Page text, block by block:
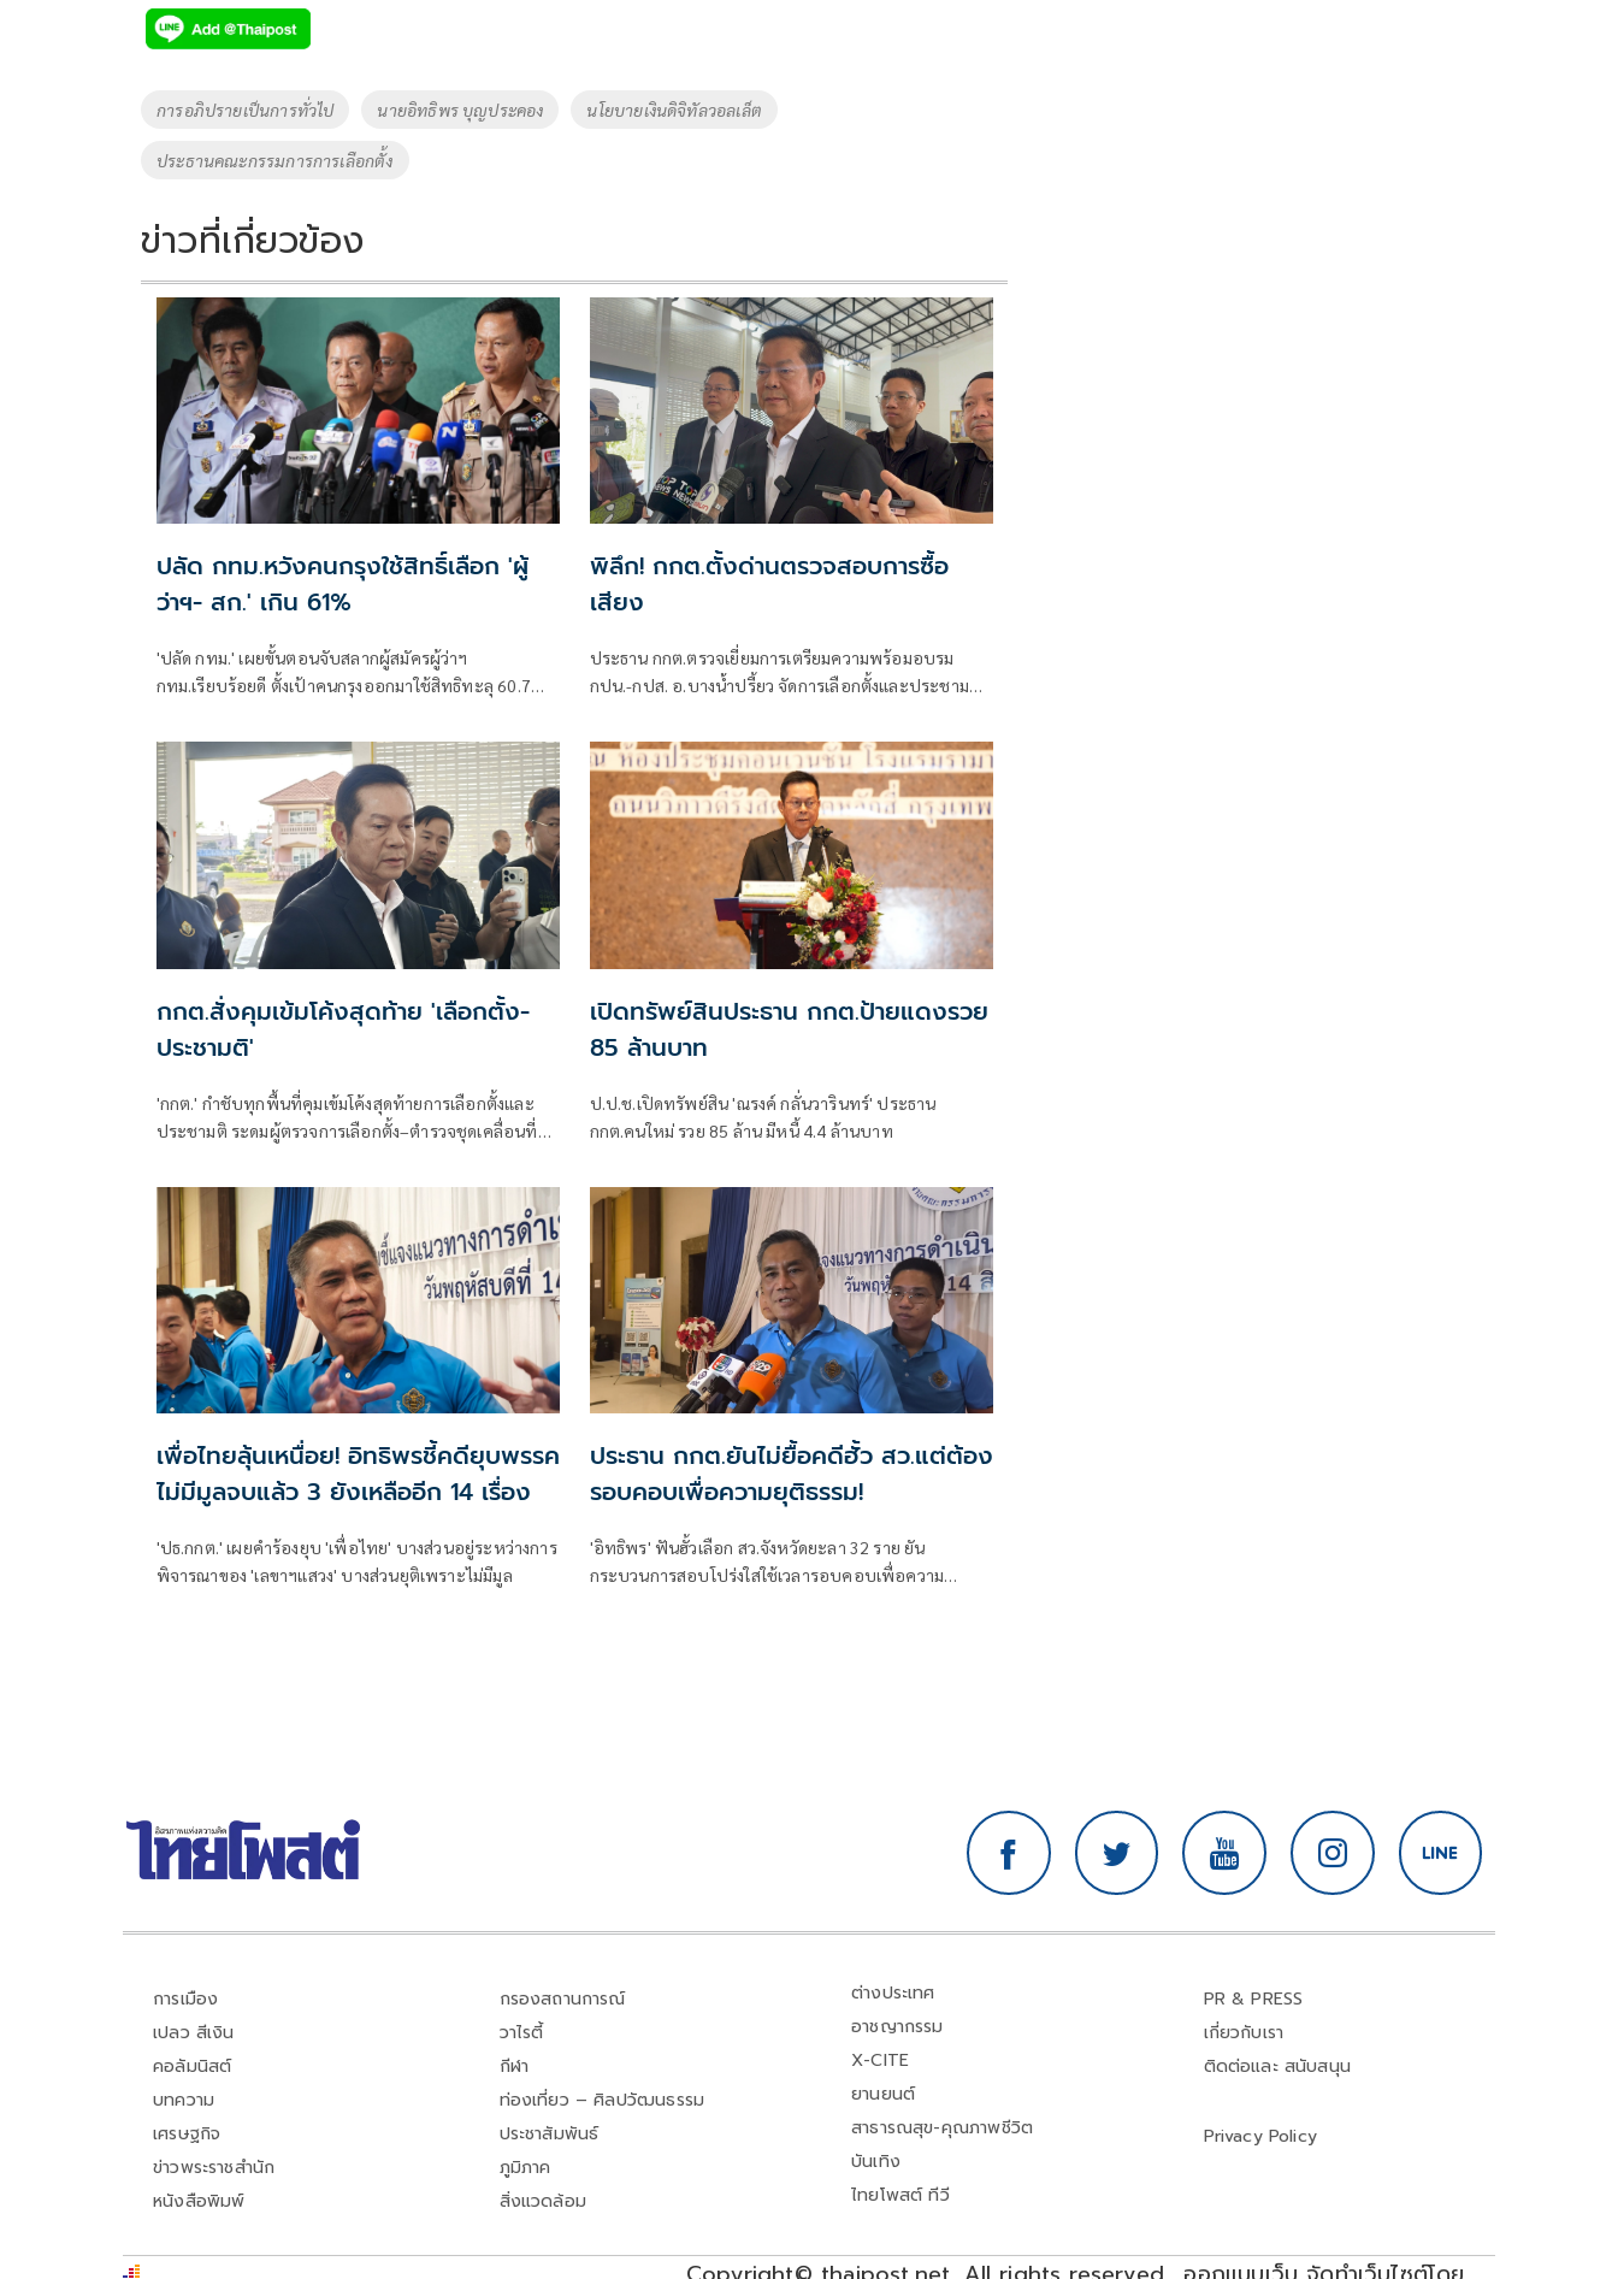
e
b
o
k
tt
er
p
y
Li
k
Tags
การอภิปรายเป็นการทั่วไป นายอิทธิพร บุญประคอง นโยบายเงินดิจิทัลวอลเล็ต
ประธานคณะกรรมการการเลือกตั้ง
ข่าวที่เกี่ยวข้อง
ปลัด กทม.หวังคนกรุงใช้สิทธิ์เลือก 'ผู้
ว่าฯ- สก.' เกิน 61%
'ปลัด กทม.' เผยขั้นตอนจับสลากผู้สมัครผู้ว่าฯ
กทม.เรียบร้อยดี ตั้งเป้าคนกรุงออกมาใช้สิทธิทะลุ 60.7%
ยันไม่มีบาร์โค้ด
พิลึก! กกต.ตั้งด่านตรวจสอบการซื้อ
เสียง
ประธาน กกต.ตรวจเยี่ยมการเตรียมความพร้อมอบรม
กปน.-กปส. อ.บางน้ำปรี้ยว จัดการเลือกตั้งและประชามติ
กระทบสิทธิ
กกต.สั่งคุมเข้มโค้งสุดท้าย 'เลือกตั้ง-
ประชามติ'
'กกต.' กำชับทุกพื้นที่คุมเข้มโค้งสุดท้ายการเลือกตั้งและ
ประชามติ ระดมผู้ตรวจการเลือกตั้ง–ตำรวจชุดเคลื่อนที่
เผยมีร้องเรียนเจ้าหน้าที่ไม่เป็นกลางที่พิจิตรแล้ว
เปิดทรัพย์สินประธาน กกต.ป้ายแดงรวย
85 ล้านบาท
ป.ป.ช.เปิดทรัพย์สิน 'ณรงค์ กลั่นวารินทร์' ประธาน
กกต.คนใหม่ รวย 85 ล้าน มีหนี้ 4.4 ล้านบาท
เพื่อไทยลุ้นเหนื่อย! อิทธิพรชี้คดียุบพรรค
ไม่มีมูลจบแล้ว 3 ยังเหลืออีก 14 เรื่อง
'ปธ.กกต.' เผยคำร้องยุบ 'เพื่อไทย' บางส่วนอยู่ระหว่างการ
พิจารณาของ 'เลขาฯแสวง' บางส่วนยุติเพราะไม่มีมูล
ประธาน กกต.ยันไม่ยื้อคดีฮั้ว สว.แต่ต้อง
รอบคอบเพื่อความยุติธรรม!
'อิทธิพร' ฟันฮั้วเลือก สว.จังหวัดยะลา 32 ราย ยัน
กระบวนการสอบโปร่งใสใช้เวลารอบคอบเพื่อความ
การเมือง
เปลว สีเงิน
คอลัมนิสต์
บทความ
เศรษฐกิจ
ข่าวพระราชสำนัก
หนังสือพิมพ์
กรองสถานการณ์
วาไรตี้
กีฬา
ท่องเที่ยว – ศิลปวัฒนธรรม
ประชาสัมพันธ์
ภูมิภาค
สิ่งแวดล้อม
ต่างประเทศ
อาชญากรรม
X-CITE
ยานยนต์
สาธารณสุข-คุณภาพชีวิต
บันเทิง
ไทยโพสต์ ทีวี
PR & PRESS
เกี่ยวกับเรา
ติดต่อและ สนับสนุน
Privacy Policy